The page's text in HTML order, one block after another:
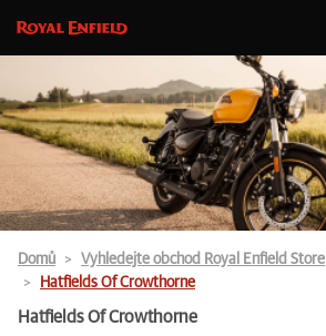
Domů Vyhledejte obchod Royal Enfield Store
Hatfields Of Crowthorne
Hatfields Of Crowthorne